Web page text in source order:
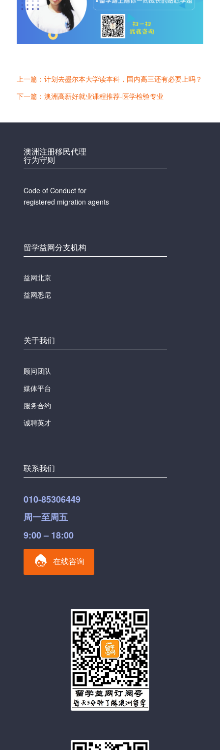
上一篇：计划去墨尔本大学读本科，国内高三还有必要上吗？
下一篇：澳洲高薪好就业课程推荐-医学检验专业
澳洲注册移民代理
行为守则
Code of Conduct for
registered migration agents
留学益网分支机构
益网北京
益网悉尼
关于我们
顾问团队
媒体平台
服务合约
诚聘英才
联系我们
010-85306449
周一至周五
9:00 – 18:00
在线咨询